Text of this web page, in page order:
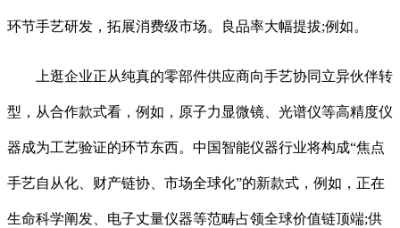
环节手艺研发，拓展消费级市场。良品率大幅提拔;例如。
上逛企业正从纯真的零部件供应商向手艺协同立异伙伴转
型，从合作款式看，例如，原子力显微镜、光谱仪等高精度仪
器成为工艺验证的环节东西。中国智能仪器行业将构成“焦点
手艺自从化、财产链协、市场全球化”的新款式，例如，正在
生命科学阐发、电子丈量仪器等范畴占领全球价值链顶端;供